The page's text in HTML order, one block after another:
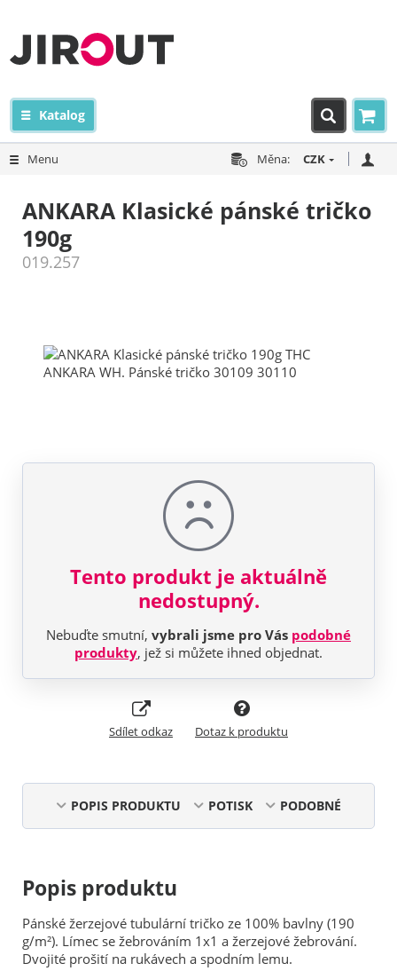
Katalog
Menu Měna: CZK
ANKARA Klasické pánské tričko
190g
019.257
Tento produkt je aktuálně
nedostupný.
Nebuďte smutní, vybrali jsme pro Vás podobné
produkty, jež si můžete ihned objednat.
Sdílet odkaz Dotaz k produktu
POPIS PRODUKTU POTISK PODOBNÉ
Popis produktu
Pánské žerzejové tubulární tričko ze 100% bavlny (190
g/m²). Límec se žebrováním 1x1 a žerzejové žebrování.
Dvojité prošití na rukávech a spodním lemu.